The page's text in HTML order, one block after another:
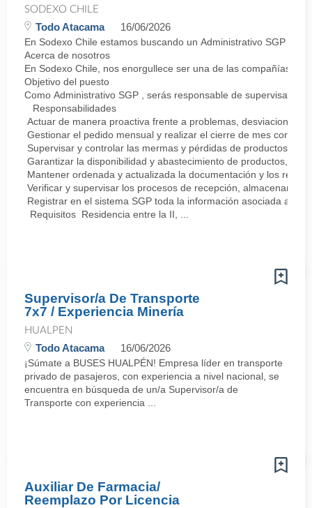
SODEXO CHILE
Todo Atacama 16/06/2026
En Sodexo Chile estamos buscando un Administrativo SGP
Acerca de nosotros
En Sodexo Chile, nos enorgullece ser una de las compañías
Objetivo del puesto
Como Administrativo SGP , serás responsable de supervisar y
Responsabilidades
Actuar de manera proactiva frente a problemas, desviaciones
Gestionar el pedido mensual y realizar el cierre de mes
Supervisar y controlar las mermas y pérdidas de productos.
Garantizar la disponibilidad y abastecimiento de productos,
Mantener ordenada y actualizada la documentación y los
Verificar y supervisar los procesos de recepción,
Registrar en el sistema SGP toda la información asociada a la
Requisitos Residencia entre la II, ...
Supervisor/a De Transporte
7x7 / Experiencia Minería
HUALPEN
Todo Atacama 16/06/2026
¡Súmate a BUSES HUALPÉN! Empresa líder en transporte
privado de pasajeros, con experiencia a nivel nacional, se
encuentra en búsqueda de un/a Supervisor/a de
Transporte con experiencia ...
Auxiliar De Farmacia/
Reemplazo Por Licencia